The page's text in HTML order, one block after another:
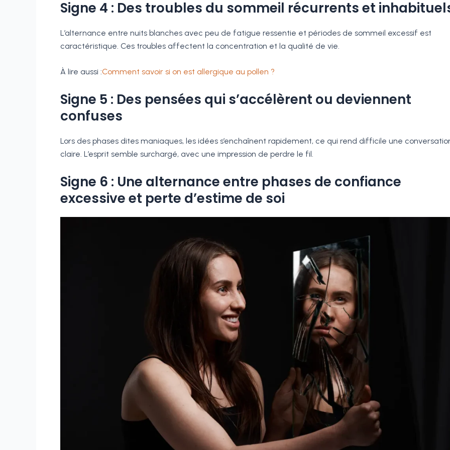
Signe 4 : Des troubles du sommeil récurrents et
L’alternance entre nuits blanches avec peu de fatigue ressentie et périodes de sommeil excessif est
caractéristique. Ces troubles affectent la concentration et la qualité de vie.
À lire aussi :Comment savoir si on est allergique au pollen ?
Signe 5 : Des pensées qui s’accélèrent ou deviennent
confuses
Lors des phases dites maniaques, les idées s’enchaînent rapidement, ce qui rend difficile une
claire. L’esprit semble surchargé, avec une impression de perdre le fil.
Signe 6 : Une alternance entre phases de confiance
excessive et perte d’estime de soi